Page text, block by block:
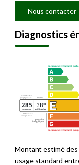
Nous contacter
Diagnostics
Montant estimé des
usage standard